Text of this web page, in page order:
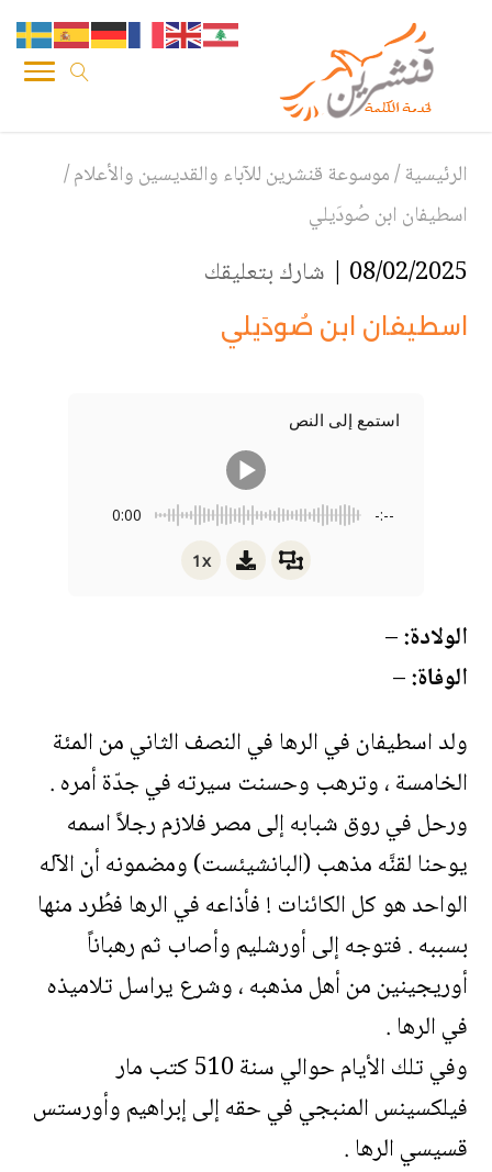
الرئيسية/موسوعة قنشرين للآباء والقديسين والأعلام/
اسطيفان ابن صُودَيلي
08/02/2025 | شارك بتعليقك
اسطيفان ابن صُودَيلي
استمع إلى النص
0:00 -:--
1x
الولادة:–
الوفاة:–
ولد اسطيفان في الرها في النصف الثاني من المئة
الخامسة ، وترهب وحسنت سيرته في جدّة أمره .
ورحل في روق شبابه إلى مصر فلازم رجلاً اسمه
يوحنا لقنَّه مذهب (البانشيئست) ومضمونه أن الآله
الواحد هو كل الكائنات ! فأذاعه في الرها فطُرد منها
بسببه . فتوجه إلى أورشليم وأصاب ثم رهباناً
أوريجينين من أهل مذهبه ، وشرع يراسل تلاميذه
في الرها .
وفي تلك الأيام حوالي سنة 510 كتب مار
فيلكسينس المنبجي في حقه إلى إبراهيم وأورستس
قسيسي الرها .